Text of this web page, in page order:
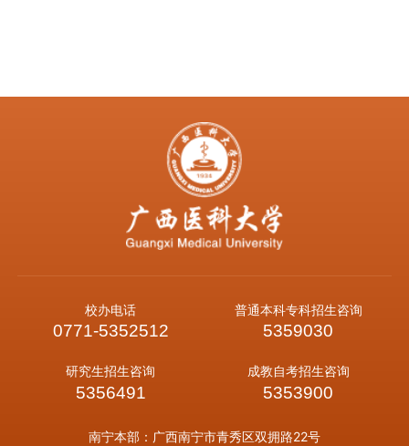
南宁本部：广西南宁市青秀区双拥路22号
校办电话
0771-5352512
普通本科专科招生咨询
5359030
研究生招生咨询
5356491
成教自考招生咨询
5353900